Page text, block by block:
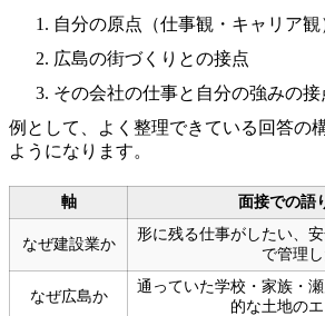
自分の原点（仕事観・キャリア観
広島の街づくりとの接点
その会社の仕事と自分の強みの接
例として、よく整理できている回答の
ようになります。
軸 面接での語
なぜ建設業か
形に残る仕事がしたい、
で管理
なぜ広島か
通っていた学校・家族・
的な土地の